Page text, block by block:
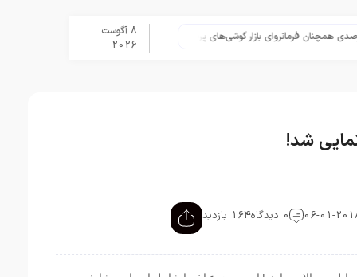
تلگرام پس از حذف یک ساعته به
8 آگوست
2026
0 دیدگاه 164 بازدید